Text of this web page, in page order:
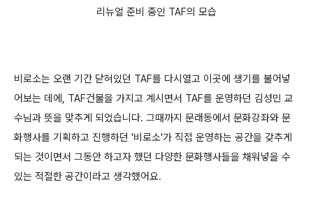
리뉴얼 준비 중인 TAF의 모습
비로소는 오랜 기간 닫혀있던 TAF를 다시열고 이곳에 생기를 불어넣
어보는 데에, TAF건물을 가지고 계시면서 TAF를 운영하던 김성민 교
수님과 뜻을 맞추게 되었습니다. 그때까지 문래동에서 문화강좌와 문
화행사를 기획하고 진행하던 '비로소'가 직접 운영하는 공간을 갖추게
되는 것이면서 그동안 하고자 했던 다양한 문화행사들을 채워넣을 수
있는 적절한 공간이라고 생각했어요.